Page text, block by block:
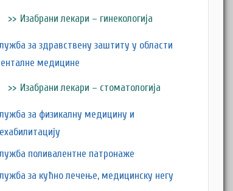
Изабрани лекари – гинекологија
за здравствену заштиту у области
медицине
Изабрани лекари – стоматологија
за физикалну медицину и
поливалентне патронаже
за кућно лечење, медицинску негу